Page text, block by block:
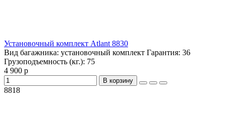
Установочный комплект Atlant 8830
Вид багажника: установочный комплект Гарантия: 36
Грузоподъемность (кг.): 75
4 900 р
В корзину
8818